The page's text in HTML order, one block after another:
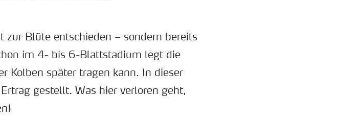
zur Blüte entschieden – sondern bereits
im 4- bis 6-Blattstadium legt die
Kolben später tragen kann. In dieser
gestellt. Was hier verloren geht,